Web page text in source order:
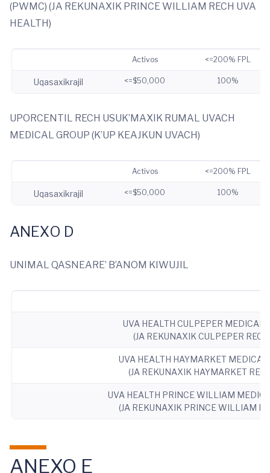
(PWMC) (JA REKUNAXIK PRINCE WILLIAM RECH UVA
HEALTH)
Activos <=200% FPL
Uqasaxikrajil <=$50,000 100%
UPORCENTIL RECH USUK’MAXIK RUMAL UVACH
MEDICAL GROUP (K’UP KEAJKUN UVACH)
Activos <=200% FPL
Uqasaxikrajil <=$50,000 100%
ANEXO D
UNIMAL QASNEARE’ B’ANOM KIWUJIL
UVA HEALTH CULPEPER MEDICAL
(JA REKUNAXIK CULPEPER
UVA HEALTH HAYMARKET
(JA REKUNAXIK HAYMARKET
UVA HEALTH PRINCE WILLIAM
(JA REKUNAXIK PRINCE WILLIAM
ANEXO E